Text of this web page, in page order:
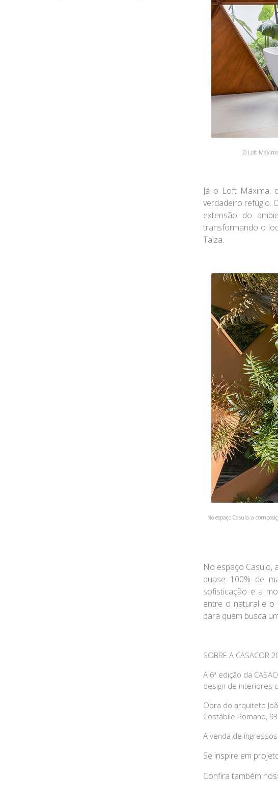
O Loft
Já o Loft Máxima,
verdadeiro refúgio.
extensão do
transformando o
Taiza.
No espaço Casulo, a
No espaço Casulo,
quase 100% de
sofisticação e a
entre o natural e o
para quem busca
SOBRE A CASACOR
A 6ª edição da
design de interiores
Obra do arquiteto
Costábile Romano,
A venda de
Se inspire em
Confira também